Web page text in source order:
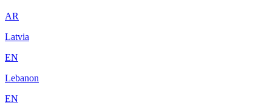
AR
Latvia
EN
Lebanon
EN